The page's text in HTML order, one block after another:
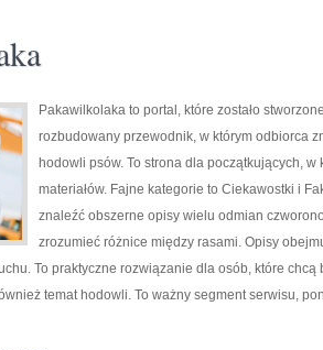
Pakawilkolaka to portal, które zostało
rozbudowany przewodnik, w którym odbiorca
hodowli psów. To strona dla początkujących,
materiałów. Fajne kategorie to Ciekawostki i
znaleźć obszerne opisy wielu odmian
zrozumieć różnice między rasami. Opisy
To praktyczne rozwiązanie dla osób, które
temat hodowli. To ważny segment serwisu,